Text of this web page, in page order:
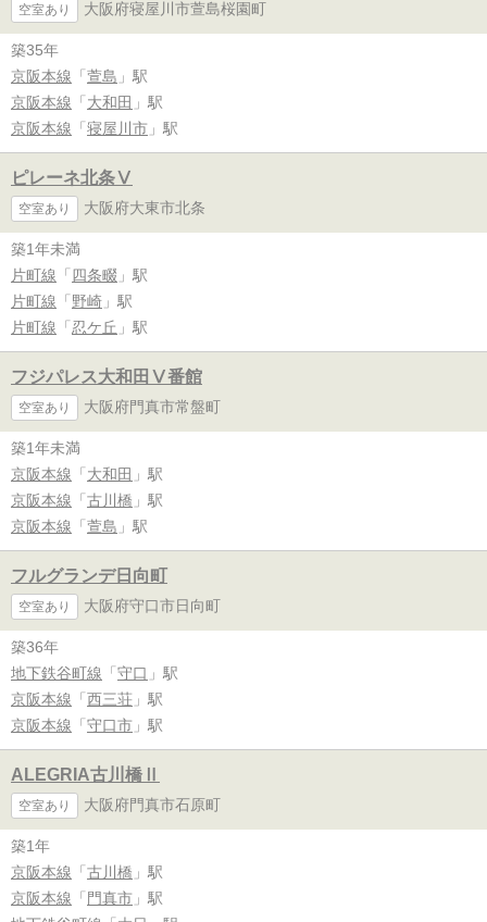
空室あり 大阪府寝屋川市萱島桜園町
築35年
京阪本線 「 萱島 」駅
京阪本線 「 大和田 」駅
京阪本線 「 寝屋川市 」駅
ピレーネ北条Ⅴ
空室あり 大阪府大東市北条
築1年未満
片町線 「 四条畷 」駅
片町線 「 野崎 」駅
片町線 「 忍ケ丘 」駅
フジパレス大和田Ⅴ番館
空室あり 大阪府門真市常盤町
築1年未満
京阪本線 「 大和田 」駅
京阪本線 「 古川橋 」駅
京阪本線 「 萱島 」駅
フルグランデ日向町
空室あり 大阪府守口市日向町
築36年
地下鉄谷町線 「 守口 」駅
京阪本線 「 西三荘 」駅
京阪本線 「 守口市 」駅
ALEGRIA古川橋Ⅱ
空室あり 大阪府門真市石原町
築1年
京阪本線 「 古川橋 」駅
京阪本線 「 門真市 」駅